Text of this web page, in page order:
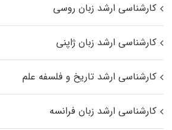
کارشناسی ارشد زبان روسی
کارشناسی ارشد زبان ژاپنی
کارشناسی ارشد تاریخ و فلسفه علم
کارشناسی ارشد زبان فرانسه